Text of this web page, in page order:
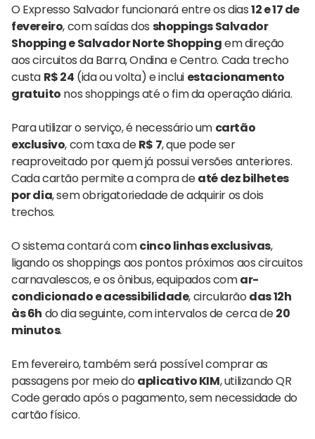
O Expresso Salvador funcionará entre os dias12 e 17 de
fevereiro, com saídas dos shoppings Salvador
Shopping e Salvador Norte Shoppingem direção
aos circuitos da Barra, Ondina e Centro. Cada trecho
custa R$ 24 (ida ou volta) e inclui estacionamento
gratuito nos shoppings até o fim da operação diária.
Para utilizar o serviço, é necessário um cartão
exclusivo, com taxa deR$ 7, que pode ser
reaproveitado por quem já possui versões anteriores.
Cada cartão permite a compra deaté dez bilhetes
por dia, sem obrigatoriedade de adquirir os dois
trechos.
O sistema contará comcinco linhas exclusivas,
ligando os shoppings aos pontos próximos aos circuitos
carnavalescos, e os ônibus, equipados comar-
condicionado e acessibilidade, circularão das 12h
às 6h do dia seguinte, com intervalos de cerca de20
minutos.
Em fevereiro, também será possível comprar as
passagens por meio do aplicativo KIM, utilizando QR
Code gerado após o pagamento, sem necessidade do
cartão físico.